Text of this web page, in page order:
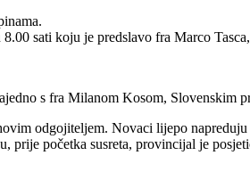
sati koju je predslavo fra Marco
s fra Milanom Kosom, Slovenskim
odgojiteljem. Novaci lijepo
prije početka susreta, provincijal je